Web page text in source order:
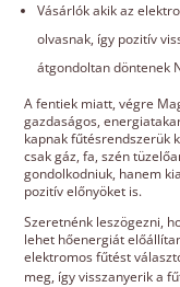
Vásárlók akik az
olvasnak, így pozitív
átgondoltan döntenek
A fentiek miatt, végre
gazdaságos,
kapnak fűtésrendszerük
csak gáz, fa, szén
gondolkodniuk, hanem
pozitív előnyöket is.
Szeretnénk leszögezni,
lehet hőenergiát
elektromos fűtést
meg, így visszanyerik a